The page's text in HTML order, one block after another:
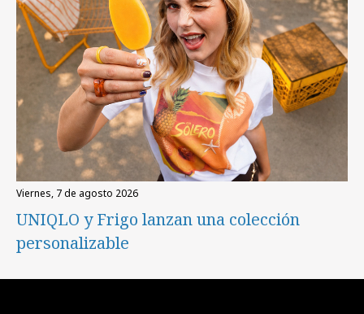
viernes, 7 de agosto 2026
UNIQLO y Frigo lanzan una colección
personalizable